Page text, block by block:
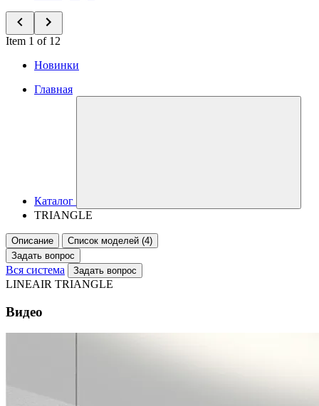
Item 1 of 12
Новинки
Главная
Каталог
TRIANGLE
Описание
Список моделей (4)
Задать вопрос
Вся система Задать вопрос
LINEAIR TRIANGLE
Видео